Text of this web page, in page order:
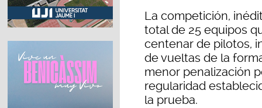
La competición,
total de 25 equipos
centenar de pilotos,
de vueltas de la
menor penalización
regularidad
la prueba.